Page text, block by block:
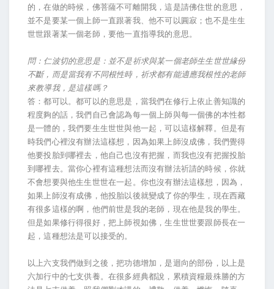
的，在做的時候，佛菩薩不可離開我，這是請佛住世的意思，
並不是要某一個上師一直跟著我、他不可以圓寂；也不是生生
世世跟著某一個老師，要他一直指導我的意思。
問：仁波切的意思是：並不是祈求與某一個老師生生世世緣份
不斷，而是當我有不同根性時，祈求都有能適應我根性的老師
來教導我，是這樣嗎？
答：都可以。都可以的意思是，當我們在修行上依止善知識的
程度夠的話，我們自己會認為每一個上師與每一個佛的本性都
是一體的，我們要生生世世與他一起，可以這樣解釋。但是有
時我們心裡沒有辦法這樣想，因為如果上師沒成佛，我們覺得
他要投胎到哪裡去，他自己也沒有把握，而我也沒有把握投胎
到哪裡去。當你心裡有這種想法而沒有辦法祈請的時候，你就
不會想要與他生生世世在一起。你也沒有辦法這樣想，因為，
如果上師沒有成佛，他投胎以後就變成了你的學生，現在西藏
有很多這樣的啊，他們前世是我的老師，現在他是我的學生。
但是如果修行得很好，把上師視如佛，生生世世要跟師長在一
起，這種想法是可以接受的。
以上六支我們做到之後，把功德增加，是迴向的部份，以上是
六加行中的七支供養。在很多經典都說，累積資糧最殊勝的方